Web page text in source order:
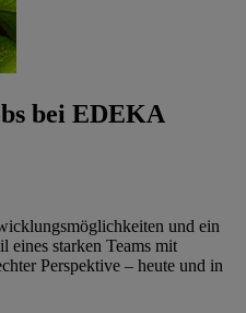
bei EDEKA
und ein
eines starken Teams mit
Perspektive – heute und in